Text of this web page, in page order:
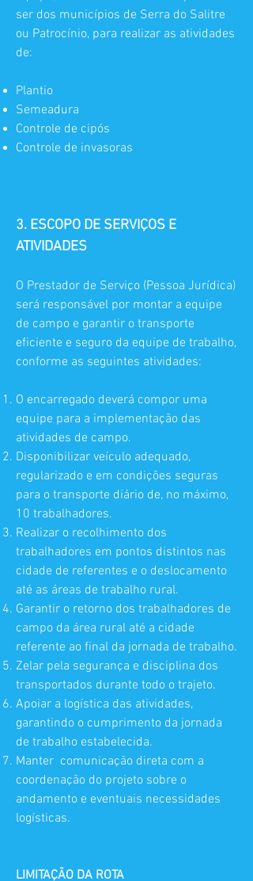
ser dos municípios de Serra do Salitre
ou Patrocínio, para realizar as atividades
de:
Plantio
Semeadura
Controle de cipós
Controle de invasoras
3. ESCOPO DE SERVIÇOS E
ATIVIDADES
O Prestador de Serviço (Pessoa Jurídica)
será responsável por montar a equipe
de campo e garantir o transporte
eficiente e seguro da equipe de trabalho,
conforme as seguintes atividades:
O encarregado deverá compor uma
equipe para a implementação das
atividades de campo.
Disponibilizar veículo adequado,
regularizado e em condições seguras
para o transporte diário de, no máximo,
10 trabalhadores.
Realizar o recolhimento dos
trabalhadores em pontos distintos nas
cidade de referentes e o deslocamento
até as áreas de trabalho rural.
Garantir o retorno dos trabalhadores de
campo da área rural até a cidade
referente ao final da jornada de trabalho.
Zelar pela segurança e disciplina dos
transportados durante todo o trajeto.
Apoiar a logística das atividades,
garantindo o cumprimento da jornada
de trabalho estabelecida.
Manter comunicação direta com a
coordenação do projeto sobre o
andamento e eventuais necessidades
logísticas.
LIMITAÇÃO DA ROTA